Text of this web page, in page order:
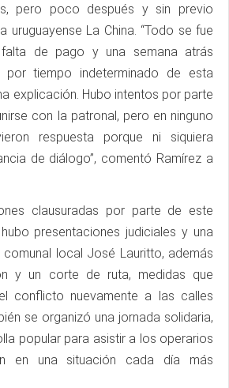
pero poco después y sin previo
uruguayense La China. “Todo se fue
de pago y una semana atrás
por tiempo indeterminado de esta
explicación. Hubo intentos por parte
con la patronal, pero en ninguno
respuesta porque ni siquiera
de diálogo”, comentó Ramírez a
clausuradas por parte de este
presentaciones judiciales y una
local José Lauritto, además
y un corte de ruta, medidas que
conflicto nuevamente a las calles
se organizó una jornada solidaria,
popular para asistir a los operarios
en una situación cada día más